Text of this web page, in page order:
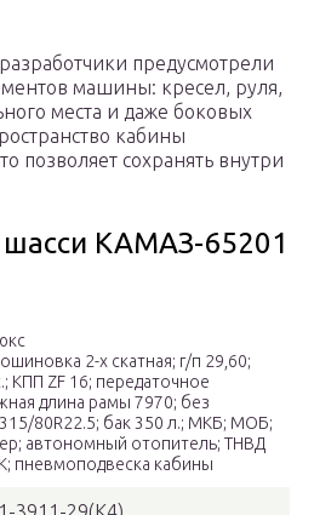
предусмотрели
машины: кресел, руля,
места и даже боковых
кабины
позволяет сохранять внутри
КАМАЗ-65201
2-х скатная; г/п 29,60;
КПП ZF 16; передаточное
длина рамы 7970; без
80R22.5; бак 350 л.; МКБ; МОБ;
автономный отопитель; ТНВД
пневмоподвеска кабины